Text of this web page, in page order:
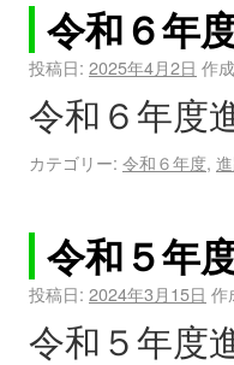
令和６年
投稿日: 2025年4月2日 作
令和６年度
カテゴリー: 令和６年度,
令和５年
投稿日: 2024年3月15日 作
令和５年度